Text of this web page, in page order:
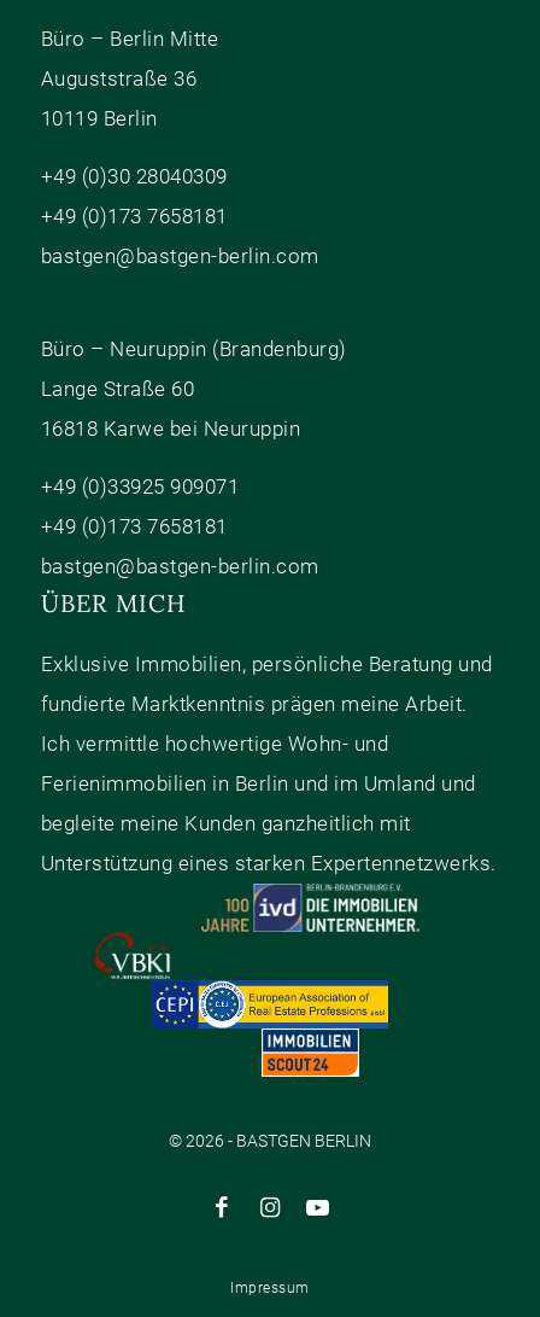
Büro – Berlin Mitte
Auguststraße 36
10119 Berlin
+49 (0)30 28040309
+49 (0)173 7658181
bastgen@bastgen-berlin.com
Büro – Neuruppin (Brandenburg)
Lange Straße 60
16818 Karwe bei Neuruppin
+49 (0)33925 909071
+49 (0)173 7658181
bastgen@bastgen-berlin.com
ÜBER MICH
Exklusive Immobilien, persönliche Beratung und
fundierte Marktkenntnis prägen meine Arbeit.
Ich vermittle hochwertige Wohn- und
Ferienimmobilien in Berlin und im Umland und
begleite meine Kunden ganzheitlich mit
Unterstützung eines starken Expertennetzwerks.
© 2026 - BASTGEN BERLIN
Impressum